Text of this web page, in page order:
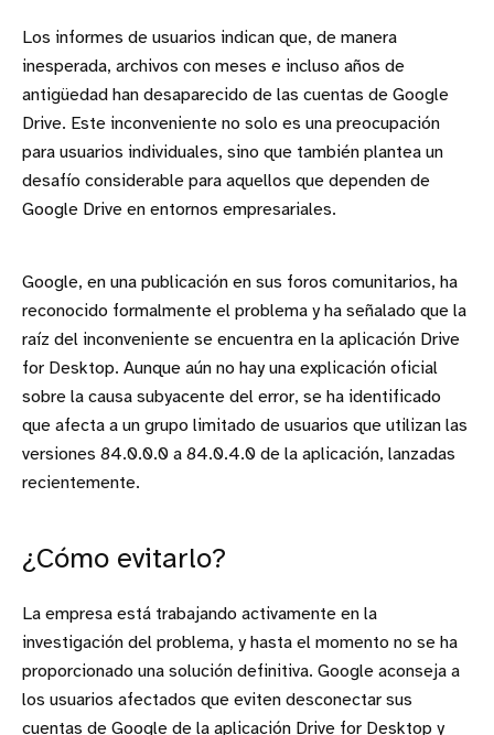
Los informes de usuarios indican que, de manera
inesperada, archivos con meses e incluso años de
antigüedad han desaparecido de las cuentas de Google
Drive. Este inconveniente no solo es una preocupación
para usuarios individuales, sino que también plantea un
desafío considerable para aquellos que dependen de
Google Drive en entornos empresariales.
Google, en una publicación en sus foros comunitarios, ha
reconocido formalmente el problema y ha señalado que la
raíz del inconveniente se encuentra en la aplicación Drive
for Desktop. Aunque aún no hay una explicación oficial
sobre la causa subyacente del error, se ha identificado
que afecta a un grupo limitado de usuarios que utilizan las
versiones 84.0.0.0 a 84.0.4.0 de la aplicación, lanzadas
recientemente.
¿Cómo evitarlo?
La empresa está trabajando activamente en la
investigación del problema, y hasta el momento no se ha
proporcionado una solución definitiva. Google aconseja a
los usuarios afectados que eviten desconectar sus
cuentas de Google de la aplicación Drive for Desktop y